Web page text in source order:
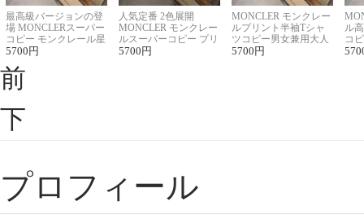
最高級バージョンの登
場 MONCLERスーパー
コピー モンクレール星
座半袖Tシャツ
5700 円
人気定番 2色展開
MONCLER モンクレー
ルスーパーコピー プリ
ント半袖Tシャツ
5700 円
MONCLER モンクレー
ルプリント半袖Tシャ
ツコピー男女兼用大人
可愛い春夏コーデ
5700 円
ル
コ
ィ
前
下
プロフィール